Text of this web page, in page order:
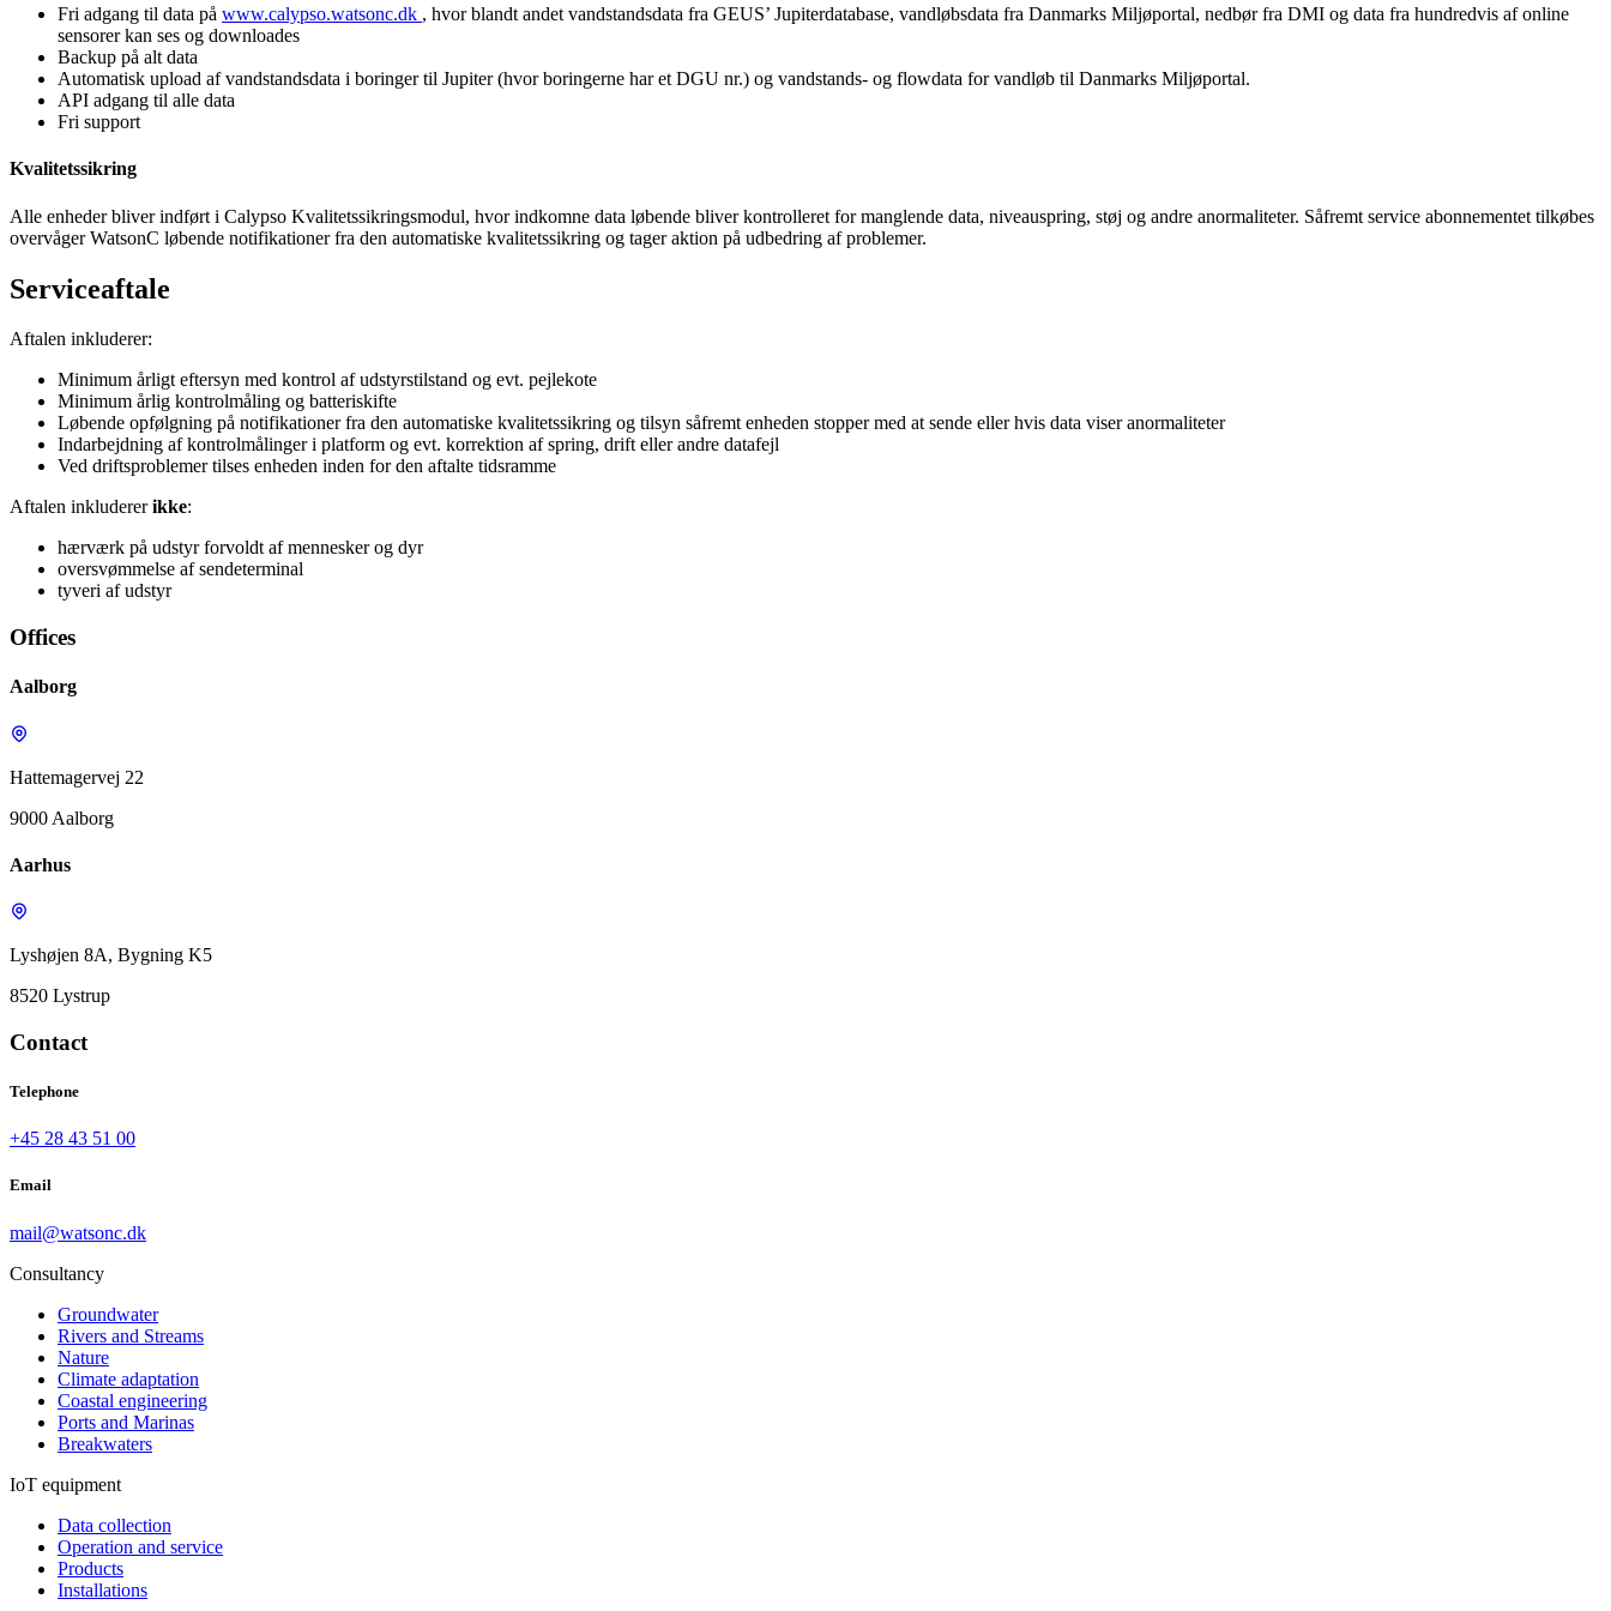
Fri adgang til data på www.calypso.watsonc.dk , hvor blandt andet vandstandsdata fra GEUS’ Jupiterdatabase, vandløbsdata fra Danmarks Miljøportal, nedbør fra DMI og data fra hundredvis af online
sensorer kan ses og downloades
Backup på alt data
Automatisk upload af vandstandsdata i boringer til Jupiter (hvor boringerne har et DGU nr.) og vandstands- og flowdata for vandløb til Danmarks Miljøportal.
API adgang til alle data
Fri support
Kvalitetssikring
Alle enheder bliver indført i Calypso Kvalitetssikringsmodul, hvor indkomne data løbende bliver kontrolleret for manglende data, niveauspring, støj og andre anormaliteter. Såfremt service abonnementet tilkøbes
overvåger WatsonC løbende notifikationer fra den automatiske kvalitetssikring og tager aktion på udbedring af problemer.
Serviceaftale
Aftalen inkluderer:
Minimum årligt eftersyn med kontrol af udstyrstilstand og evt. pejlekote
Minimum årlig kontrolmåling og batteriskifte
Løbende opfølgning på notifikationer fra den automatiske kvalitetssikring og tilsyn såfremt enheden stopper med at sende eller hvis data viser anormaliteter
Indarbejdning af kontrolmålinger i platform og evt. korrektion af spring, drift eller andre datafejl
Ved driftsproblemer tilses enheden inden for den aftalte tidsramme
Aftalen inkludererikke:
hærværk på udstyr forvoldt af mennesker og dyr
oversvømmelse af sendeterminal
tyveri af udstyr
Offices
Aalborg
Hattemagervej 22
9000 Aalborg
Aarhus
Lyshøjen 8A, Bygning K5
8520 Lystrup
Contact
Telephone
+45 28 43 51 00
Email
mail@watsonc.dk
Consultancy
Groundwater
Rivers and Streams
Nature
Climate adaptation
Coastal engineering
Ports and Marinas
Breakwaters
IoT equipment
Data collection
Operation and service
Products
Installations